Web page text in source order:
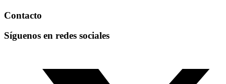
Contacto
Síguenos en redes sociales